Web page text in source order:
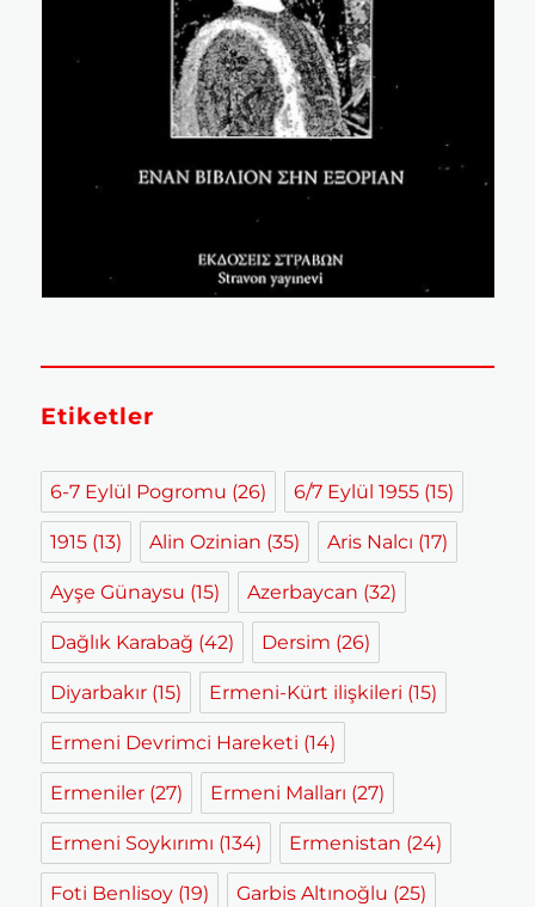
Etiketler
6-7 Eylül Pogromu (26) 6/7 Eylül 1955 (15)
1915 (13) Alin Ozinian (35) Aris Nalcı (17)
Ayşe Günaysu (15) Azerbaycan (32)
Dağlık Karabağ (42) Dersim (26)
Diyarbakır (15) Ermeni-Kürt ilişkileri (15)
Ermeni Devrimci Hareketi (14)
Ermeniler (27) Ermeni Malları (27)
Ermeni Soykırımı (134) Ermenistan (24)
Foti Benlisoy (19) Garbis Altınoğlu (25)